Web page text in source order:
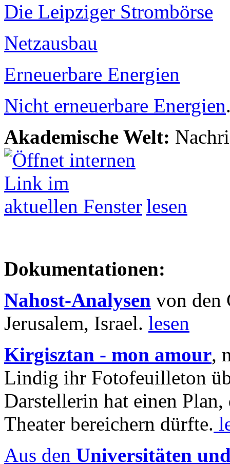
Die Leipziger Strombörse
Netzausbau
Erneuerbare Energien
Nicht erneuerbare Energien
Akademische Welt:
lesen
Dokumentationen:
Nahost-Analysen von den
Jerusalem, Israel. lesen
Kirgisztan - mon amour,
Lindig ihr Fotofeuilleton
Darstellerin hat einen Plan,
Theater bereichern dürfte.
Aus den Universitäten